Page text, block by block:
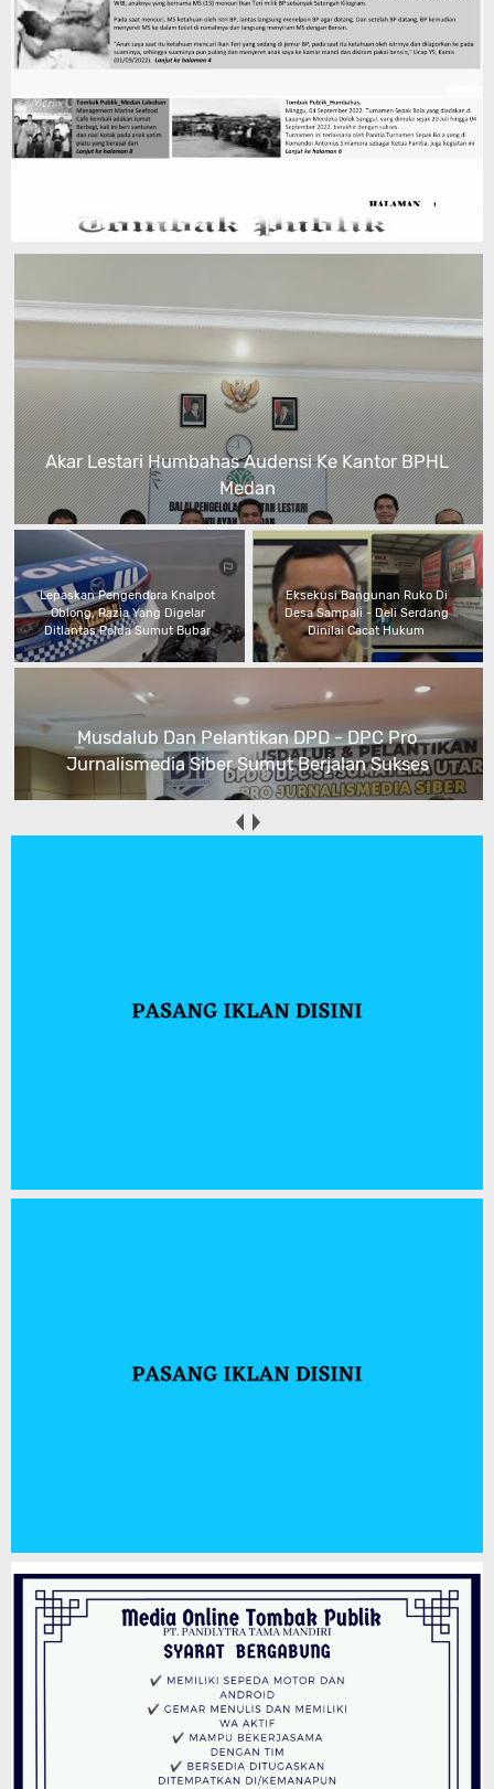
Akar Lestari Humbahas Audensi Ke Kantor BPHL
Medan
Lepaskan Pengendara Knalpot
Oblong, Razia Yang Digelar
Ditlantas Polda Sumut Bubar
Eksekusi Bangunan Ruko Di
Desa Sampali - Deli Serdang
Dinilai Cacat Hukum
Musdalub Dan Pelantikan DPD - DPC Pro
Jurnalismedia Siber Sumut Berjalan Sukses